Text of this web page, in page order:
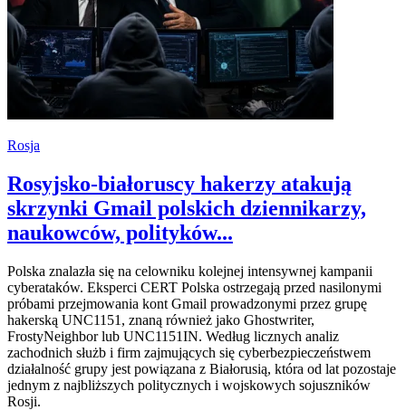
Rosja
Rosyjsko-białoruscy hakerzy atakują
skrzynki Gmail polskich dziennikarzy,
naukowców, polityków...
Polska znalazła się na celowniku kolejnej intensywnej kampanii
cyberataków. Eksperci CERT Polska ostrzegają przed nasilonymi
próbami przejmowania kont Gmail prowadzonymi przez grupę
hakerską UNC1151, znaną również jako Ghostwriter,
FrostyNeighbor lub UNC1151IN. Według licznych analiz
zachodnich służb i firm zajmujących się cyberbezpieczeństwem
działalność grupy jest powiązana z Białorusią, która od lat pozostaje
jednym z najbliższych politycznych i wojskowych sojuszników
Rosji.